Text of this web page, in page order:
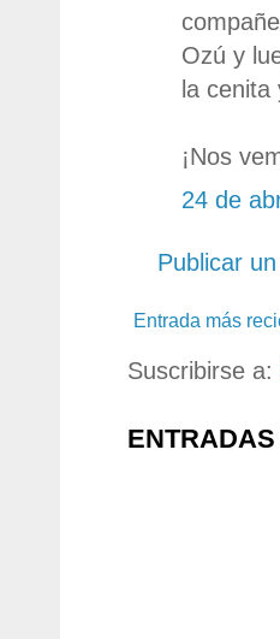
Ozú y
la
¡Nos
24 de
Publicar
Entrada más
Suscribirse a: